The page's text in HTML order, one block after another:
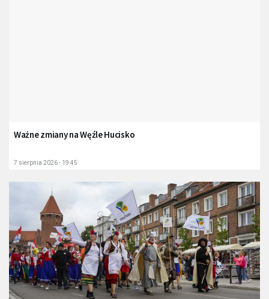
Ważne zmiany na Węźle Hucisko
7 sierpnia 2026 - 19:45